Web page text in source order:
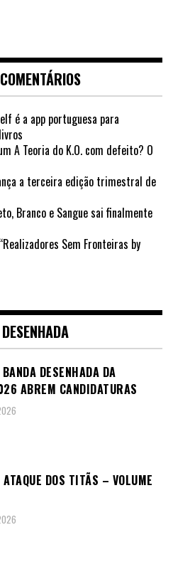
é a app portuguesa para
A Teoria do K.O. com defeito? O
a terceira edição trimestral de
Branco e Sangue sai finalmente
Sem Fronteiras by
DESENHADA DA
ABREM CANDIDATURAS
DOS TITÃS – VOLUME